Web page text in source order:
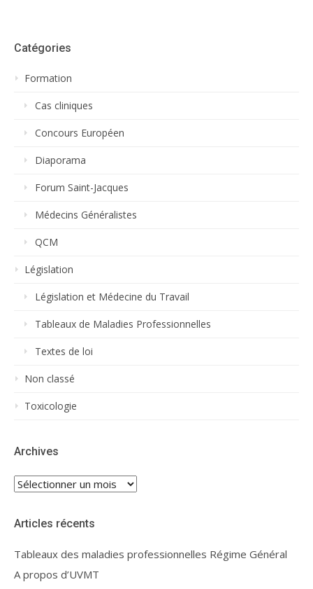
Catégories
Formation
Cas cliniques
Concours Européen
Diaporama
Forum Saint-Jacques
Médecins Généralistes
QCM
Législation
Législation et Médecine du Travail
Tableaux de Maladies Professionnelles
Textes de loi
Non classé
Toxicologie
Archives
Archives
Articles récents
Tableaux des maladies professionnelles Régime Général
A propos d’UVMT